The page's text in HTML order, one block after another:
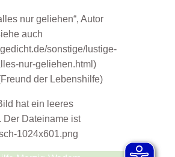
nur geliehen“, Autor
auch
sonstige/lustige-
nur-geliehen.html)
der Lebenshilfe)